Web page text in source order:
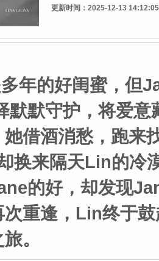
更新时间： 2025-12-13 14:12:05
年的好闺蜜，但
默默守护，将爱
她借酒消愁，跑来
换来隔天Lin的冷
的好，却发现
次重逢，Lin终于
。